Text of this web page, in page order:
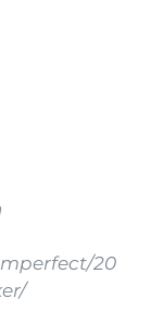
20